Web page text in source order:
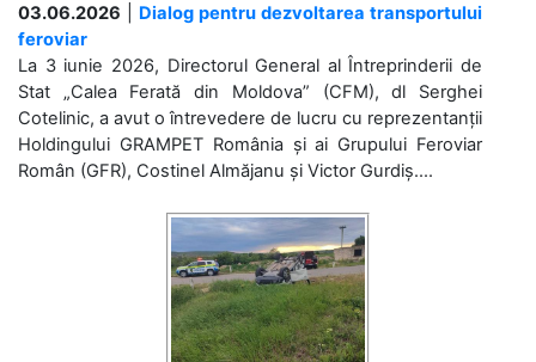
03.06.2026
Dialog pentru dezvoltarea transportului
feroviar
La 3 iunie 2026, Directorul General al Întreprinderii de
Stat „Calea Ferată din Moldova” (CFM), dl Serghei
Cotelinic, a avut o întrevedere de lucru cu reprezentanții
Holdingului GRAMPET România și ai Grupului Feroviar
Român (GFR), Costinel Almăjanu și Victor Gurdiș....